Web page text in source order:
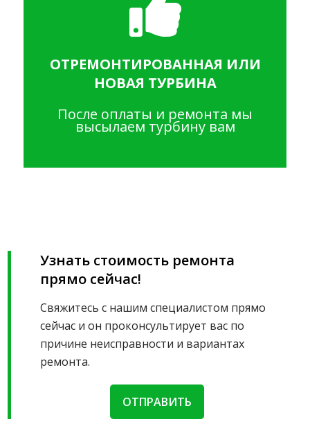
ОТРЕМОНТИРОВАННАЯ ИЛИ
НОВАЯ ТУРБИНА
После оплаты и ремонта мы
высылаем турбину вам
Узнать стоимость ремонта
прямо сейчас!
Свяжитесь с нашим специалистом прямо
сейчас и он проконсультирует вас по
причине неисправности и вариантах
ремонта.
ОТПРАВИТЬ